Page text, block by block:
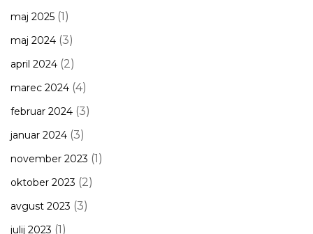
maj 2025 (1)
maj 2024 (3)
april 2024 (2)
marec 2024 (4)
februar 2024 (3)
januar 2024 (3)
november 2023 (1)
oktober 2023 (2)
avgust 2023 (3)
julij 2023 (1)